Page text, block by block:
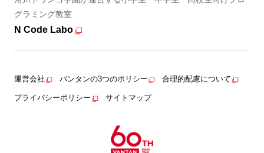
グラミング教室
N Code Labo
運営会社 バンタンの3つのポリシー 合理的配慮について
プライバシーポリシー サイトマップ